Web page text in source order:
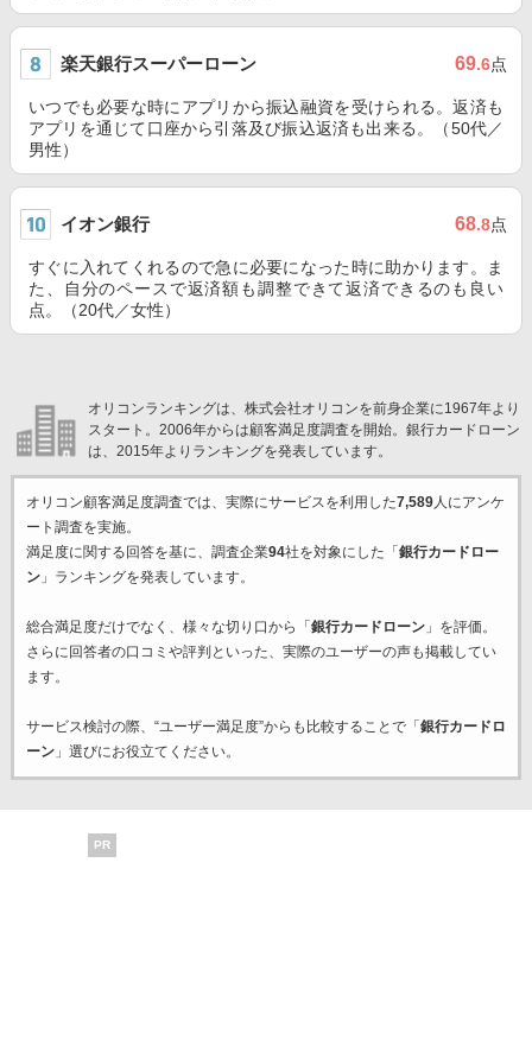
楽天銀行スーパーローン 69.6点
いつでも必要な時にアプリから振込融資を受けられる。返済も
アプリを通じて口座から引落及び振込返済も出来る。（50代／
男性）
イオン銀行 68.8点
すぐに入れてくれるので急に必要になった時に助かります。ま
た、自分のペースで返済額も調整できて返済できるのも良い
点。（20代／女性）
オリコンランキングは、株式会社オリコンを前身企業に1967年より
スタート。2006年からは顧客満足度調査を開始。銀行カードローン
は、2015年よりランキングを発表しています。
オリコン顧客満足度調査では、実際にサービスを利用した7,589人にアンケ
ート調査を実施。
満足度に関する回答を基に、調査企業94社を対象にした「 銀行カードロー
ン」ランキングを発表しています。
総合満足度だけでなく、様々な切り口から「 銀行カードローン」を評価。
さらに回答者の口コミや評判といった、実際のユーザーの声も掲載してい
ます。
サービス検討の際、“ユーザー満足度”からも比較することで「 銀行カードロ
ーン」選びにお役立てください。
PR